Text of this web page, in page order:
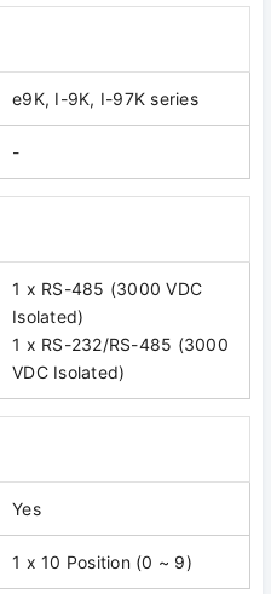
e9K, I-9K, I-97K series
-
1 x RS-485 (3000 VDC
Isolated)
1 x RS-232/RS-485 (3000
VDC Isolated)
Yes
1 x 10 Position (0 ~ 9)